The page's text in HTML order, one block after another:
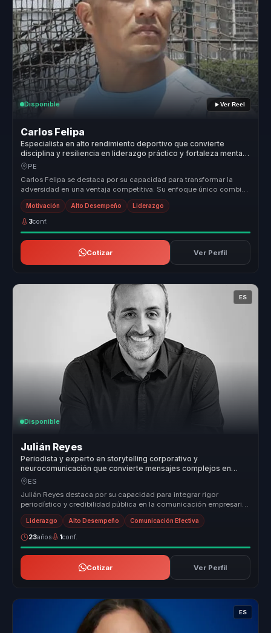
Disponible Ver Reel
Carlos Felipa
Especialista en alto rendimiento deportivo que convierte
disciplina y resiliencia en liderazgo práctico y fortaleza mental
para equipos.
PE
Carlos Felipa se destaca por su capacidad para transformar la
adversidad en una ventaja competitiva. Su enfoque único combina
la discipli...
Motivación Alto Desempeño Liderazgo
3conf.
Cotizar Ver Perfil
ES
Disponible
Julián Reyes
Periodista y experto en storytelling corporativo y
neurocomunicación que convierte mensajes complejos en
claridad e impacto mediático para líderes.
ES
Julián Reyes destaca por su capacidad para integrar rigor
periodístico y credibilidad pública en la comunicación empresarial.
Su metodolo...
Liderazgo Alto Desempeño Comunicación Efectiva
23años 1conf.
Cotizar Ver Perfil
ES